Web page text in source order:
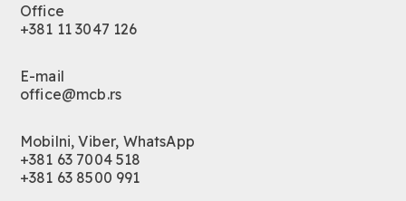
Office
+381 11 3047 126
E-mail
office@mcb.rs
Mobilni, Viber, WhatsApp
+381 63 7004 518
+381 63 8500 991